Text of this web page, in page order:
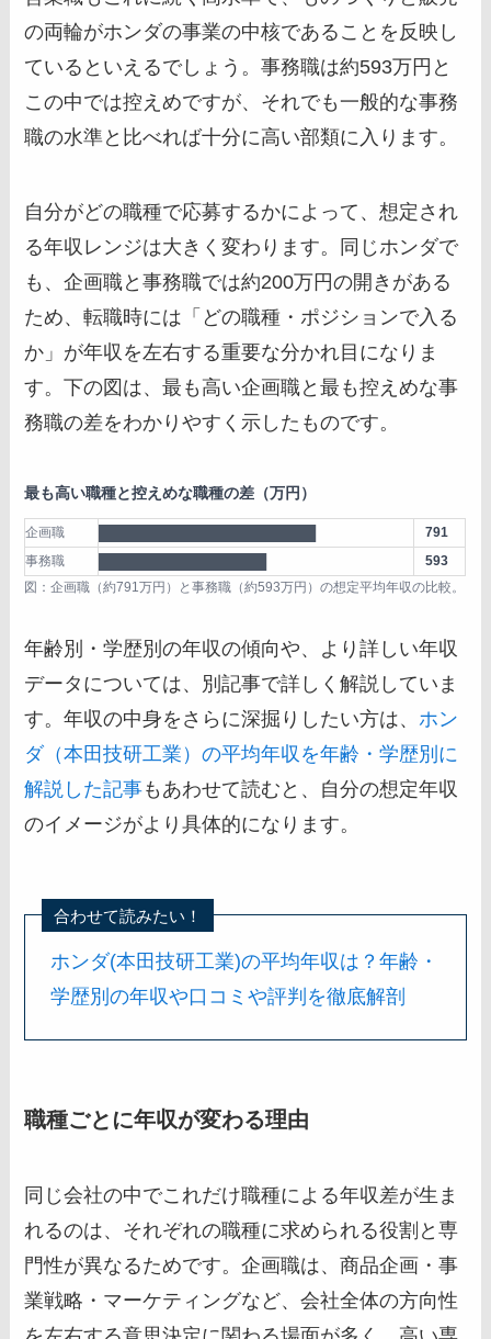
の両輪がホンダの事業の中核であることを反映し
ているといえるでしょう。事務職は約593万円と
この中では控えめですが、それでも一般的な事務
職の水準と比べれば十分に高い部類に入ります。
自分がどの職種で応募するかによって、想定され
る年収レンジは大きく変わります。同じホンダで
も、企画職と事務職では約200万円の開きがある
ため、転職時には「どの職種・ポジションで入る
か」が年収を左右する重要な分かれ目になりま
す。下の図は、最も高い企画職と最も控えめな事
務職の差をわかりやすく示したものです。
最も高い職種と控えめな職種の差（万円）
企画職
791
事務職
593
図：企画職（約791万円）と事務職（約593万円）の想定平均年収の比較。
年齢別・学歴別の年収の傾向や、より詳しい年収
データについては、別記事で詳しく解説していま
す。年収の中身をさらに深掘りしたい方は、 ホン
ダ（本田技研工業）の平均年収を年齢・学歴別に
解説した記事もあわせて読むと、自分の想定年収
のイメージがより具体的になります。
合わせて読みたい！
ホンダ(本田技研工業)の平均年収は？年齢・
学歴別の年収や口コミや評判を徹底解剖
職種ごとに年収が変わる理由
同じ会社の中でこれだけ職種による年収差が生ま
れるのは、それぞれの職種に求められる役割と専
門性が異なるためです。企画職は、商品企画・事
業戦略・マーケティングなど、会社全体の方向性